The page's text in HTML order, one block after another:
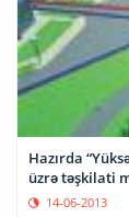
Hazırda
üzrə təşkilati
14-06-2013